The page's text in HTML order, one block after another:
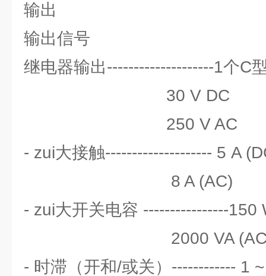
输出
输出信号
继电器输出--------------------1个C
30 V DC
250 V AC
- zui大接触-------------------- 5 A
8 A (AC)
- zui大开关电容 ----------------150
2000 VA
- 时滞（开和/或关）------------ 1